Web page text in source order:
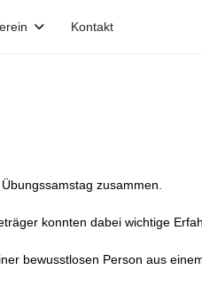
Kontakt
zusammen.
konnten dabei wichtige
bewusstlosen Person aus